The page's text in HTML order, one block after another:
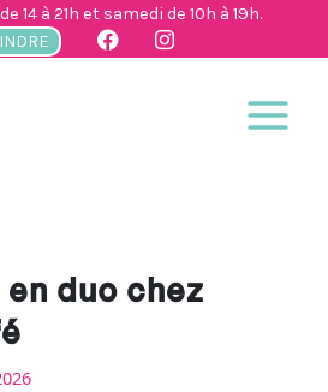
14 à 21h et samedi de 10h à 19h.
duo chez